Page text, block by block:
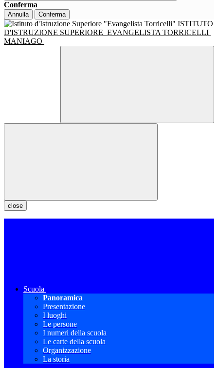
Conferma
Annulla Conferma
ISTITUTO
D'ISTRUZIONE SUPERIORE EVANGELISTA TORRICELLI
MANIAGO
close
Scuola
Panoramica
Presentazione
I luoghi
Le persone
I numeri della scuola
Le carte della scuola
Organizzazione
La storia